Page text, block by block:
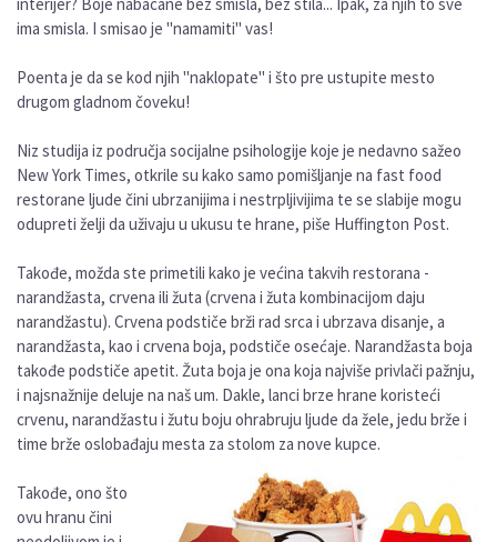
ima smisla. I smisao je "namamiti" vas!
Poenta je da se kod njih "naklopate" i što pre ustupite mesto
drugom gladnom čoveku!
Niz studija iz područja socijalne psihologije koje je nedavno sažeo
New York Times, otkrile su kako samo pomišljanje na fast food
restorane ljude čini ubrzanijima i nestrpljivijima te se slabije mogu
odupreti želji da uživaju u ukusu te hrane, piše Huffington Post.
Takođe, možda ste primetili kako je većina takvih restorana -
narandžasta, crvena ili žuta (crvena i žuta kombinacijom daju
narandžastu). Crvena podstiče brži rad srca i ubrzava disanje, a
narandžasta, kao i crvena boja, podstiče osećaje. Narandžasta boja
takođe podstiče apetit. Žuta boja je ona koja najviše privlači pažnju,
i najsnažnije deluje na naš um. Dakle, lanci brze hrane koristeći
crvenu, narandžastu i žutu boju ohrabruju ljude da žele, jedu brže i
time brže oslobađaju mesta za stolom za nove kupce.
Takođe, ono što
ovu hranu čini